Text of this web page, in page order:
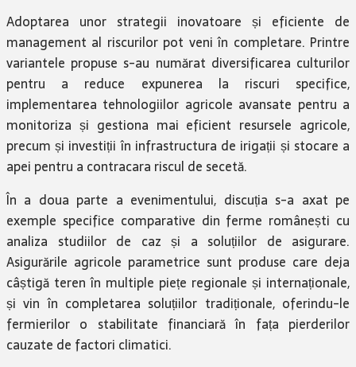
Adoptarea unor strategii inovatoare și eficiente de
management al riscurilor pot veni în completare. Printre
variantele propuse s-au numărat diversificarea culturilor
pentru a reduce expunerea la riscuri specifice,
implementarea tehnologiilor agricole avansate pentru a
monitoriza și gestiona mai eficient resursele agricole,
precum și investiții în infrastructura de irigații și stocare a
apei pentru a contracara riscul de secetă.
În a doua parte a evenimentului, discuția s-a axat pe
exemple specifice comparative din ferme românești cu
analiza studiilor de caz și a soluțiilor de asigurare.
Asigurările agricole parametrice sunt produse care deja
câștigă teren în multiple piețe regionale și internaționale,
și vin în completarea soluțiilor tradiționale, oferindu-le
fermierilor o stabilitate financiară în fața pierderilor
cauzate de factori climatici.